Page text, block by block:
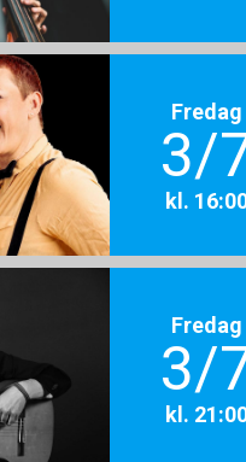
Fredag
3/
kl.
Fredag
3/
kl.